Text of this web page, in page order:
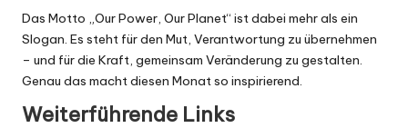
Das Motto „Our Power, Our Planet“ ist dabei mehr als ein
Slogan. Es steht für den Mut, Verantwortung zu übernehmen
– und für die Kraft, gemeinsam Veränderung zu gestalten.
Genau das macht diesen Monat so inspirierend.
Weiterführende Links